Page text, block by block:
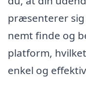
præsenterer sig
nemt finde og
platform,
enkel og